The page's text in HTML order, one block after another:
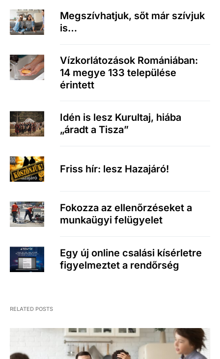
Megszívhatjuk, sőt már szívjuk
is…
Vízkorlátozások Romániában:
14 megye 133 települése
érintett
Idén is lesz Kurultaj, hiába
„áradt a Tisza”
Friss hír: lesz Hazajáró!
Fokozza az ellenőrzéseket a
munkaügyi felügyelet
Egy új online csalási kísérletre
figyelmeztet a rendőrség
RELATED POSTS